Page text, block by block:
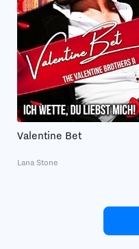
Valentine Bet
Lana Stone